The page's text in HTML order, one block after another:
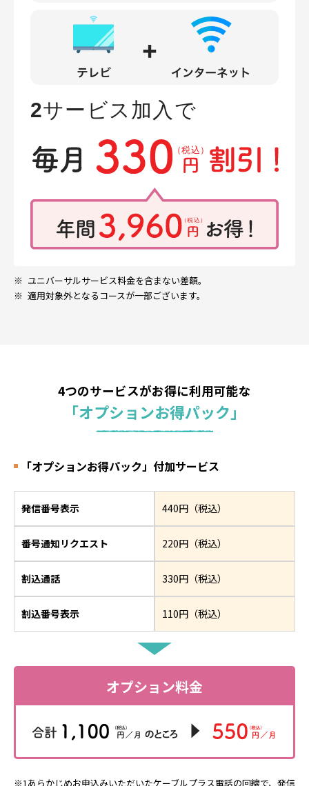
※ ユニバーサルサービス料金を含まない差額。
※ 適用対象外となるコースが一部ございます。
4つのサービスがお得に利用可能な
「オプションお得パック」
「オプションお得パック」付加サービス
発信番号表示 440円（税込）
番号通知リクエスト 220円（税込）
割込通話 330円（税込）
割込番号表示 110円（税込）
オプション料金
※1 あらかじめお申込みいただいたケーブルプラス電話の回線で、発信